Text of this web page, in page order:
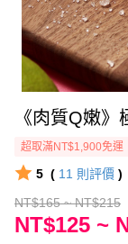
《肉質Q嫩
超取滿NT$1,900免運
5 ( 11 則評價 )
NT$165 ~ NT$215
NT$125 ~